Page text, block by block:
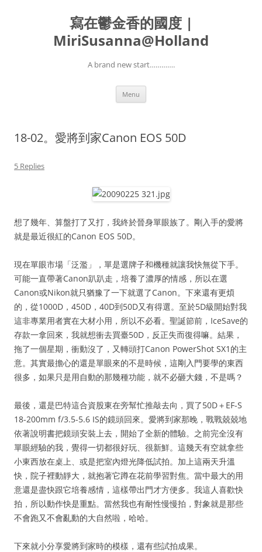
寫在鬱金香的國度 |
MiriSusanna@Holland
A brand new start………….
Menu
18-02。愛將到家Canon EOS 50D
5 Replies
想了幾年、算盤打了又打，我終於晉身單眼族了。剛入手的愛將
就是最近很紅的Canon EOS 50D。
現在單眼市場「泛濫」，單是選牌子和機種就讓我快無從下手。
可能一直帶著Canon趴趴走，培養了濃厚的情感，所以在選
Canon或Nikon就只猶豫了一下就選了Canon。下來還有更煩
的，從1000D，450D，40D到50D又有得選。至於5D級開始對我
這非專業用者實在大材小用，所以不必看。聖誕節前，IceSave的
存款一拿回來，我就想衝去買臺50D，反正失而復得嘛。結果，
拖了一個星期，衝動沒了，又轉頭打Canon PowerShot SX1的主
意。其實最擔心的還是單眼來的不是時候，這剛入門要學的東西
很多，如果只是用自動的那幾種功能，就不必砸大錢，不是嗎？
最後，還是巴特這合資股東在旁幫忙推敲去向，買了50D＋EF-S
18-200mm f/3.5-5.6 IS的鏡頭回來。愛將到家那晚，戰戰兢兢地
依著說明書把鏡頭安裝上去，開始了全新的體驗。之前完全沒有
單眼經驗的我，覺得一切都很好玩、很新鮮。這幾天有空就拿些
小東西放在桌上、或是把室內燈光降低試拍。加上這兩天升溫
快，院子裡動靜大，就抱著它蹲在花前學習對焦。當中最大的用
意還是盡快跟它培養感情，這樣帶出門才方便多。我這人喜歡快
拍，所以動作快是重點。當然我也有耐性慢慢拍，對象就是那些
不會跑又不會亂動的大自然啦，哈哈。
下來就小分享愛將到家時的模樣，還有些試拍成果。